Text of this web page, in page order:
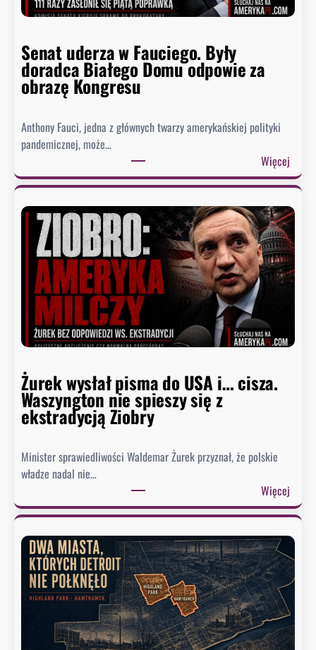
Senat uderza w Fauciego. Były
doradca Białego Domu odpowie za
obrazę Kongresu
Anthony Fauci, jedna z głównych twarzy amerykańskiej polityki
pandemicznej, może…
Więcej:
S
n
a
t
u
d
a
o
.
B
ł
y
o
r
Żurek wysłał pisma do USA i… cisza.
Waszyngton nie spieszy się z
ekstradycją Ziobry
Minister sprawiedliwości Waldemar Żurek przyznał, że polskie
władze nadal nie…
Więcej:
Ż
r
e
k
w
y
s
ł